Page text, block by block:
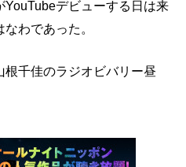
デビューする日は来
わであった。
根千佳のラジオビバリー昼